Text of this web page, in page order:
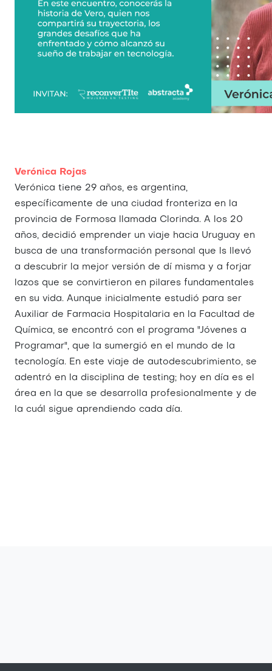
Verónica Rojas
Verónica tiene 29 años, es argentina,
específicamente de una ciudad fronteriza en la
provincia de Formosa llamada Clorinda. A los 20
años, decidió emprender un viaje hacia Uruguay en
busca de una transformación personal que ls llevó
a descubrir la mejor versión de dí misma y a forjar
lazos que se convirtieron en pilares fundamentales
en su vida. Aunque inicialmente estudió para ser
Auxiliar de Farmacia Hospitalaria en la Facultad de
Química, se encontró con el programa "Jóvenes a
Programar", que la sumergió en el mundo de la
tecnología. En este viaje de autodescubrimiento, se
adentró en la disciplina de testing; hoy en día es el
área en la que se desarrolla profesionalmente y de
la cuál sigue aprendiendo cada día.